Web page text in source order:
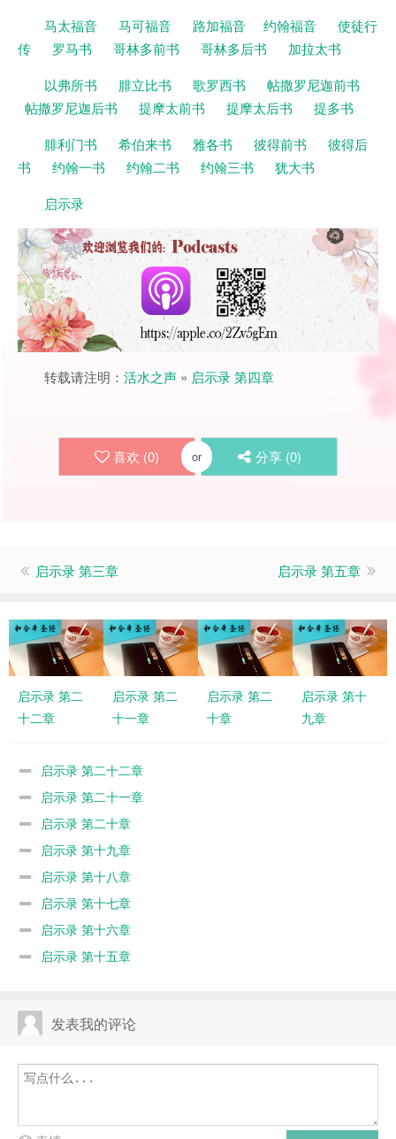
马太福音 马可福音 路加福音 约翰福音
使徒行
传
罗马书 哥林多前书 哥林多后书
加拉太书
以弗所书
腓立比书 歌罗西书
帖撒罗尼迦前书
帖撒罗尼迦后书
提摩太前书 提摩太后书
提多书
腓利门书
希伯来书 雅各书 彼得前书
彼得后
书
约翰一书 约翰二书 约翰三书
犹大书
启示录
转载请注明： 活水之声 » 启示录 第四章
喜欢 (0) or 分享 (0)
启示录 第三章 启示录 第五章
启示录 第二
十二章
启示录 第二
十一章
启示录 第二
十章
启示录 第十
九章
启示录 第二十二章
启示录 第二十一章
启示录 第二十章
启示录 第十九章
启示录 第十八章
启示录 第十七章
启示录 第十六章
启示录 第十五章
发表我的评论